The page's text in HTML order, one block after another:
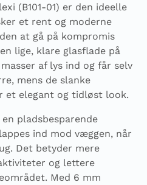
(B101-01) er den ideelle
et rent og moderne
at gå på kompromis
lige, klare glasflade på
af lys ind og får selv
mens de slanke
et elegant og tidløst look.
pladsbesparende
ind mod væggen, når
Det betyder mere
og lettere
Med 6 mm